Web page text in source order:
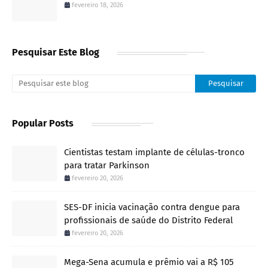
fevereiro 18, 2026
Pesquisar Este Blog
Popular Posts
Cientistas testam implante de células-tronco
para tratar Parkinson
fevereiro 20, 2026
SES-DF inicia vacinação contra dengue para
profissionais de saúde do Distrito Federal
fevereiro 20, 2026
Mega-Sena acumula e prêmio vai a R$ 105